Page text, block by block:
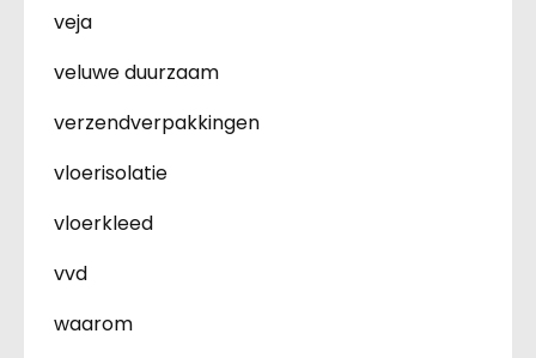
veja
veluwe duurzaam
verzendverpakkingen
vloerisolatie
vloerkleed
vvd
waarom